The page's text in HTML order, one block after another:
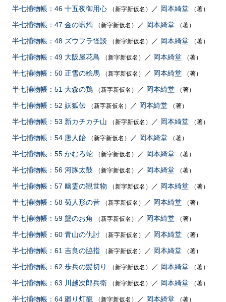
半七捕物帳：46 十五夜御用心 （新字新仮名） ／ 岡本綺堂 （著）
半七捕物帳：47 金の蝋燭 （新字新仮名） ／ 岡本綺堂 （著）
半七捕物帳：48 ズウフラ怪談 （新字新仮名） ／ 岡本綺堂 （著）
半七捕物帳：49 大阪屋花鳥 （新字新仮名） ／ 岡本綺堂 （著）
半七捕物帳：50 正雪の絵馬 （新字新仮名） ／ 岡本綺堂 （著）
半七捕物帳：51 大森の鶏 （新字新仮名） ／ 岡本綺堂 （著）
半七捕物帳：52 妖狐伝 （新字新仮名） ／ 岡本綺堂 （著）
半七捕物帳：53 新カチカチ山 （新字新仮名） ／ 岡本綺堂 （著）
半七捕物帳：54 唐人飴 （新字新仮名） ／ 岡本綺堂 （著）
半七捕物帳：55 かむろ蛇 （新字新仮名） ／ 岡本綺堂 （著）
半七捕物帳：56 河豚太鼓 （新字新仮名） ／ 岡本綺堂 （著）
半七捕物帳：57 幽霊の観世物 （新字新仮名） ／ 岡本綺堂 （著）
半七捕物帳：58 菊人形の昔 （新字新仮名） ／ 岡本綺堂 （著）
半七捕物帳：59 蟹のお角 （新字新仮名） ／ 岡本綺堂 （著）
半七捕物帳：60 青山の仇討 （新字新仮名） ／ 岡本綺堂 （著）
半七捕物帳：61 吉良の脇指 （新字新仮名） ／ 岡本綺堂 （著）
半七捕物帳：62 歩兵の髪切り （新字新仮名） ／ 岡本綺堂 （著）
半七捕物帳：63 川越次郎兵衛 （新字新仮名） ／ 岡本綺堂 （著）
半七捕物帳：64 廻り灯籠 （新字新仮名） ／ 岡本綺堂 （著）